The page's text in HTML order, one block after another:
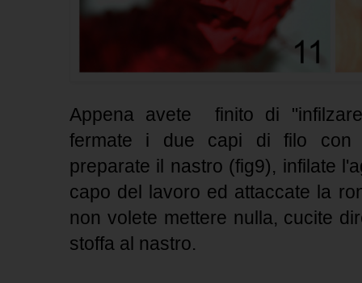
Appena avete finito di
fermate i due capi di filo con
preparate il nastro (fig9), infilate
capo del lavoro ed attaccate la
non volete mettere nulla, cucite
stoffa al nastro.